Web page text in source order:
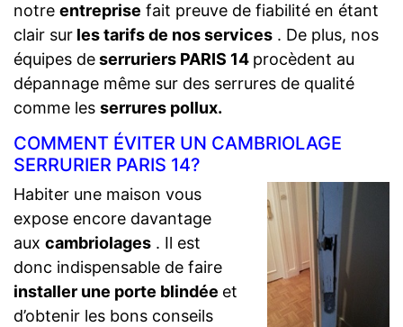
notre entreprise fait preuve de fiabilité en étant
clair sur les tarifs de nos services . De plus, nos
équipes deserruriers PARIS 14 procèdent au
dépannage même sur des serrures de qualité
comme les serrures pollux.
COMMENT ÉVITER UN CAMBRIOLAGE
SERRURIER PARIS 14?
Habiter une maison vous
expose encore davantage
aux cambriolages . Il est
donc indispensable de faire
installer une porte blindée et
d’obtenir les bons conseils